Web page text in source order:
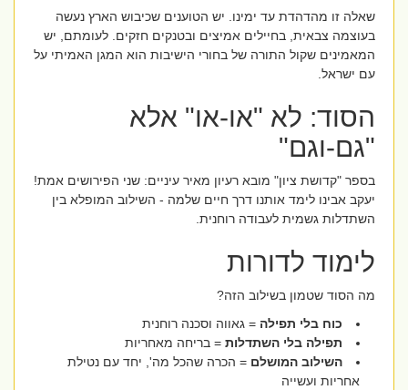
שאלה זו מהדהדת עד ימינו. יש הטוענים שכיבוש הארץ נעשה
בעוצמה צבאית, בחיילים אמיצים ובטנקים חזקים. לעומתם, יש
המאמינים שקול התורה של בחורי הישיבות הוא המגן האמיתי על
עם ישראל.
הסוד: לא "או-או" אלא
"גם-וגם"
בספר "קדושת ציון" מובא רעיון מאיר עיניים: שני הפירושים אמת!
יעקב אבינו לימד אותנו דרך חיים שלמה - השילוב המופלא בין
השתדלות גשמית לעבודה רוחנית.
לימוד לדורות
מה הסוד שטמון בשילוב הזה?
כוח בלי תפילה= גאווה וסכנה רוחנית
תפילה בלי השתדלות= בריחה מאחריות
השילוב המושלם= הכרה שהכל מה', יחד עם נטילת
אחריות ועשייה